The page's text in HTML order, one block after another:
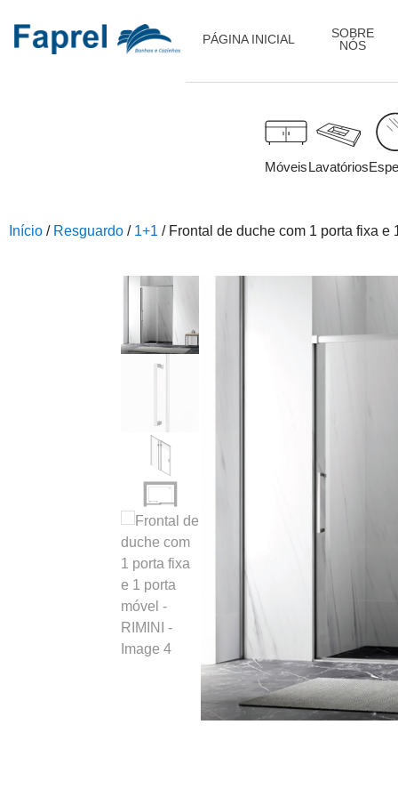
PÁGINA INICIAL
SOBRE
NÓS
MóveisLavatórios
Início / Resguardo / 1+1 / Frontal de duche com 1 porta fixa e